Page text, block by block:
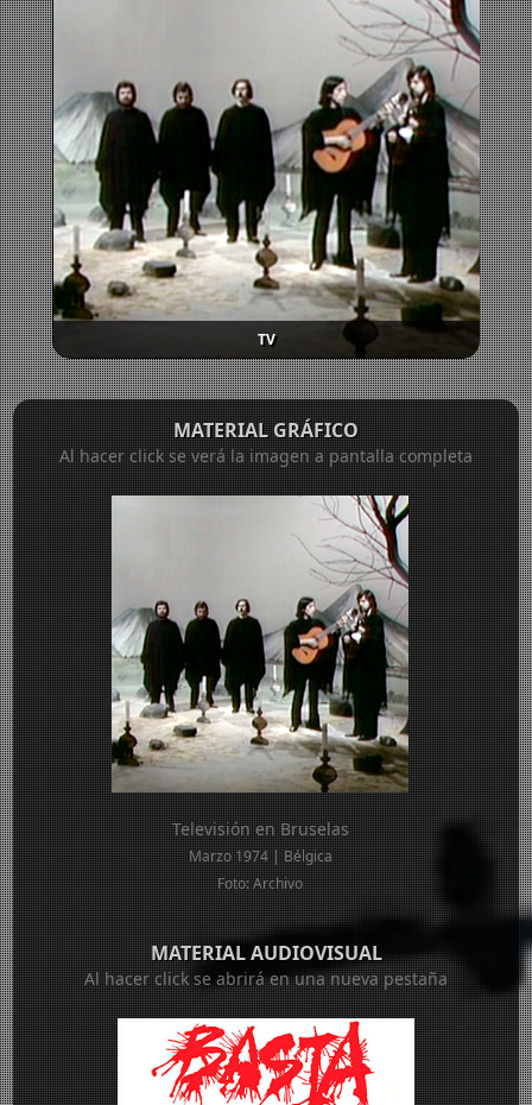
TV
MATERIAL GRÁFICO
Al hacer click se verá la imagen a pantalla completa
Televisión en Bruselas
Marzo 1974 | Bélgica
Foto: Archivo
MATERIAL AUDIOVISUAL
Al hacer click se abrirá en una nueva pestaña